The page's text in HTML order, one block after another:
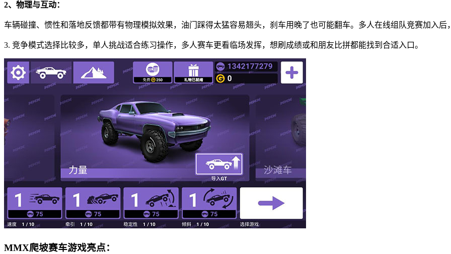
2、物理与互动：
车辆碰撞、惯性和落地反馈都带有物理模拟效果，油门踩得太猛容易翘头，刹车用晚了也可能翻车。多人在线组队竞赛加入后
3. 竞争模式选择比较多，单人挑战适合练习操作，多人赛车更看临场发挥，想刷成绩或和朋友比拼都能找到合适入口。
MMX爬坡赛车游戏亮点：